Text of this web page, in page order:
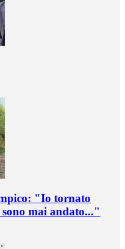
"Io tornato
mai andato..."